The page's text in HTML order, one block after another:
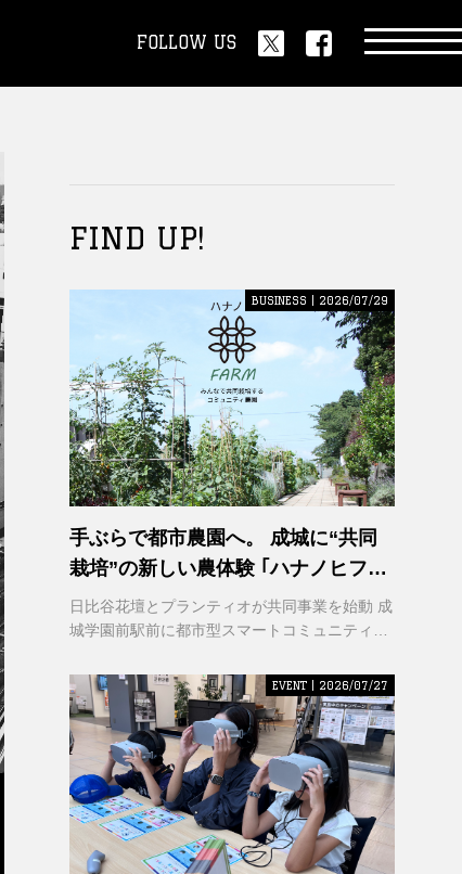
FOLLOW US
FIND UP!
BUSINESS | 2026/07/29
手ぶらで都市農園へ。 成城に“共同
栽培”の新しい農体験 ｢ハナノヒファ
ーム｣ が誕生
日比谷花壇とプランティオが共同事業を始動 成
城学園前駅前に都市型スマートコミュニティ農
EVENT | 2026/07/27